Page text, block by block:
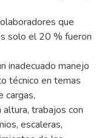
que
solo el 20 % fueron
inadecuado manejo
técnico en temas
cargas,
trabajos con
escaleras,